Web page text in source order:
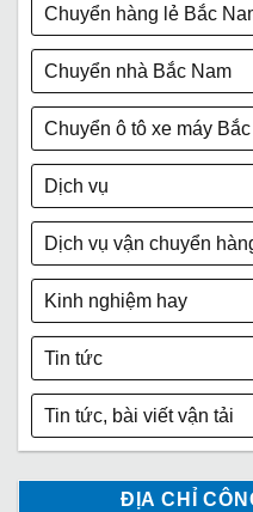
Chuyển hàng lẻ Bắc
Chuyển nhà Bắc Nam
Chuyển ô tô xe máy
Dịch vụ
Dịch vụ vận chuyển
Kinh nghiệm hay
Tin tức
Tin tức, bài viết vận tải
ĐỊA CHỈ